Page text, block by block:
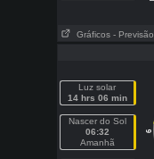
Gráficos - Previsão
Luz solar
14 hrs 06 min
Nascer do Sol
06:32
Amanhã
6